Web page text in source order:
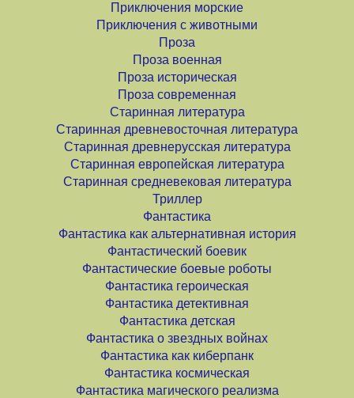
Приключения морские
Приключения с животными
Проза
Проза военная
Проза историческая
Проза современная
Старинная литература
Старинная древневосточная литература
Старинная древнерусская литература
Старинная европейская литература
Старинная средневековая литература
Триллер
Фантастика
Фантастика как альтернативная история
Фантастический боевик
Фантастические боевые роботы
Фантастика героическая
Фантастика детективная
Фантастика детская
Фантастика о звездных войнах
Фантастика как киберпанк
Фантастика космическая
Фантастика магического реализма